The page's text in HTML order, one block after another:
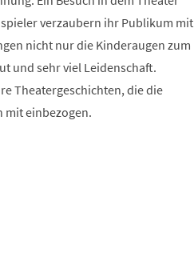
verzaubern ihr Publikum mit
nicht nur die Kinderaugen zum
und sehr viel Leidenschaft.
Theatergeschichten, die die
mit einbezogen.